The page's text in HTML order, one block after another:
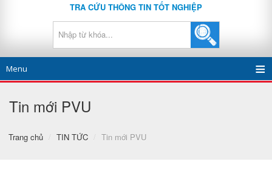
TRA CỨU THÔNG TIN TỐT NGHIỆP
Menu
Tin mới PVU
Trang chủ / TIN TỨC / Tin mới PVU